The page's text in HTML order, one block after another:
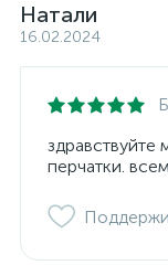
Натали
16.02.2024
здравствуйте
перчатки.